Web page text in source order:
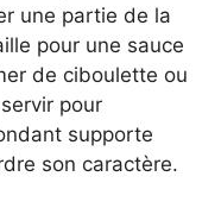
une partie de la
pour une sauce
de ciboulette ou
pour
supporte
son caractère.